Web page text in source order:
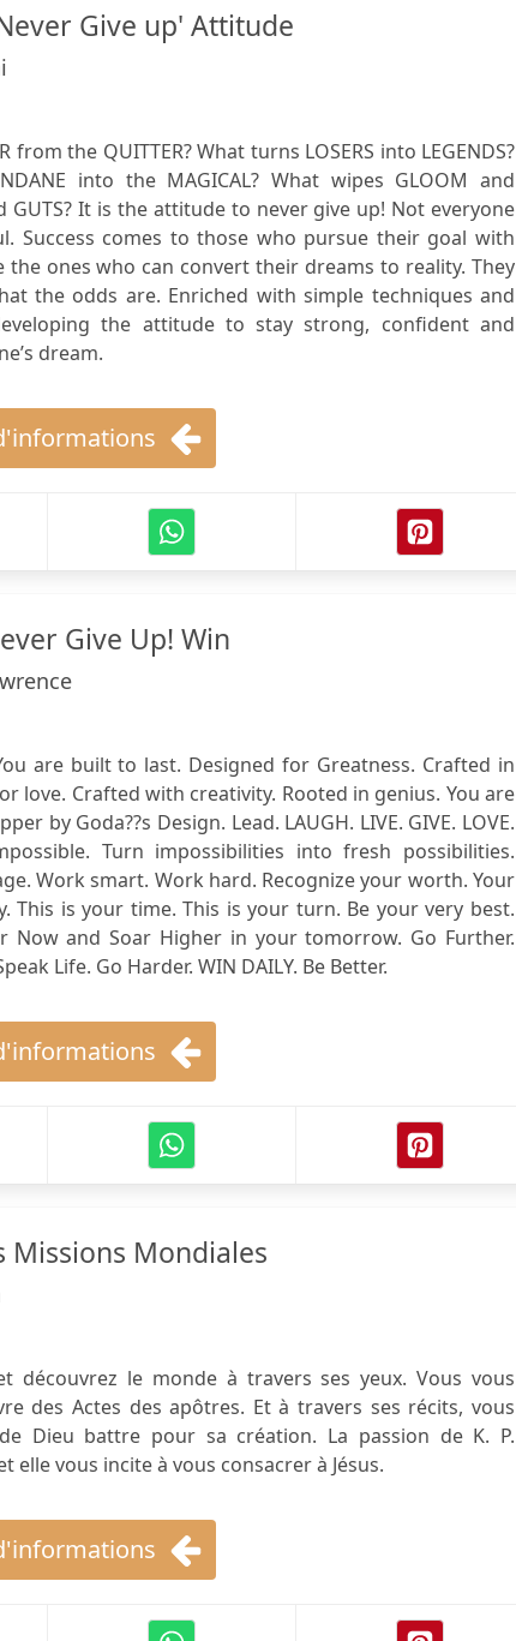
Give up' Attitude
from the QUITTER? What turns LOSERS into LEGENDS?
into the MAGICAL? What wipes GLOOM and
GUTS? It is the attitude to never give up! Not everyone
Success comes to those who pursue their goal with
ones who can convert their dreams to reality. They
the odds are. Enriched with simple techniques and
the attitude to stay strong, confident and
dream.
Give Up! Win
are built to last. Designed for Greatness. Crafted in
love. Crafted with creativity. Rooted in genius. You are
by Goda??s Design. Lead. LAUGH. LIVE. GIVE. LOVE.
Turn impossibilities into fresh possibilities.
Work smart. Work hard. Recognize your worth. Your
This is your time. This is your turn. Be your very best.
Now and Soar Higher in your tomorrow. Go Further.
Life. Go Harder. WIN DAILY. Be Better.
Missions Mondiales
découvrez le monde à travers ses yeux. Vous vous
des Actes des apôtres. Et à travers ses récits, vous
Dieu battre pour sa création. La passion de K. P.
elle vous incite à vous consacrer à Jésus.